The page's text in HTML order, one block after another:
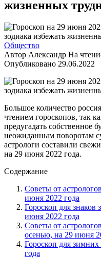
жизненных
Общество
Автор Александр На
Опубликовано 29.06.2022
Большое количество
чтением гороскопов, так
предугадать собственное
неожиданным поворотам
астрологи составили
на 29 июня 2022 года.
Содержание
Советы от
июня 2022 года
Гороскоп для
июня 2022 года
Советы от
осенью, на 29 июня
Гороскоп для
года